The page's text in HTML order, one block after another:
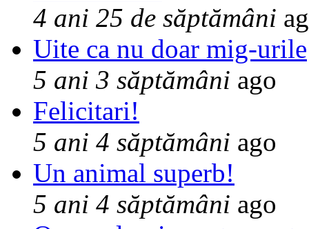
4 ani 25 de săptămâni
Uite ca nu doar mig-urile
5 ani 3 săptămâni ago
Felicitari!
5 ani 4 săptămâni ago
Un animal superb!
5 ani 4 săptămâni ago